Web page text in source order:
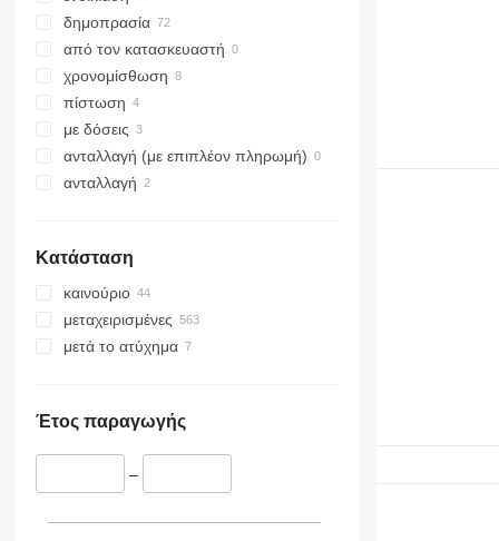
δημοπρασία
από τον κατασκευαστή
χρονομίσθωση
πίστωση
με δόσεις
ανταλλαγή (με επιπλέον πληρωμή)
ανταλλαγή
Κατάσταση
καινούριο
μεταχειρισμένες
μετά το ατύχημα
Έτος παραγωγής
–